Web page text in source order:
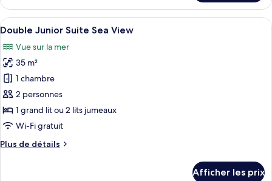
Standard
Chambre
triple
Standard
Afficher
toutes
les
photos
pour
ce
type
de
chambre :
Double
Une chambre à coucher avec un lit,
28
Double Junior Suite Sea View
Vue sur la mer
35 m²
1 chambre
2 personnes
1 grand lit ou 2 lits jumeaux
Wi-Fi gratuit
Plus de détails
Plus
Afficher les prix